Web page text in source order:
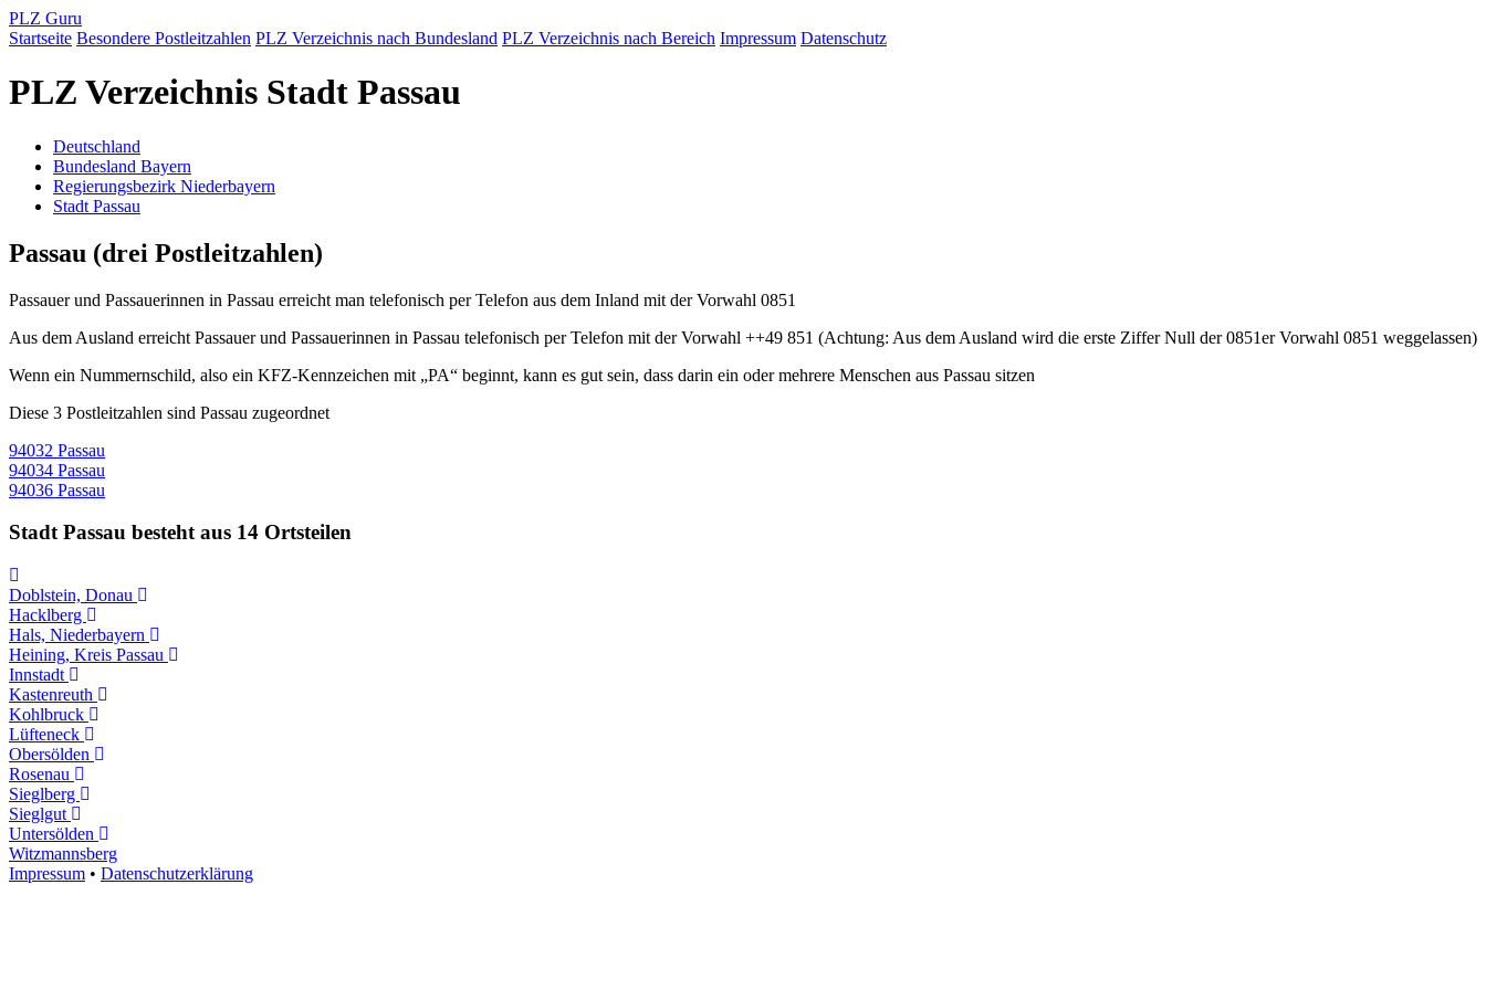
PLZ Guru
Startseite Besondere Postleitzahlen PLZ Verzeichnis nach Bundesland PLZ Verzeichnis nach Bereich Impressum Datenschutz
PLZ Verzeichnis Stadt Passau
Deutschland
Bundesland Bayern
Regierungsbezirk Niederbayern
Stadt Passau
Passau (drei Postleitzahlen)
Passauer und Passauerinnen in Passau erreicht man telefonisch per Telefon aus dem Inland mit der Vorwahl 0851
Aus dem Ausland erreicht Passauer und Passauerinnen in Passau telefonisch per Telefon mit der Vorwahl ++49 851 (Achtung: Aus dem Ausland wird die erste Ziffer Null der 0851er Vorwahl 0851 weggelassen)
Wenn ein Nummernschild, also ein KFZ-Kennzeichen mit „PA“ beginnt, kann es gut sein, dass darin ein oder mehrere Menschen aus Passau sitzen
Diese 3 Postleitzahlen sind Passau zugeordnet
94032 Passau
94034 Passau
94036 Passau
Stadt Passau besteht aus 14 Ortsteilen
Doblstein, Donau
Hacklberg
Hals, Niederbayern
Heining, Kreis Passau
Innstadt
Kastenreuth
Kohlbruck
Lüfteneck
Obersölden
Rosenau
Sieglberg
Sieglgut
Untersölden
Witzmannsberg
Impressum • Datenschutzerklärung